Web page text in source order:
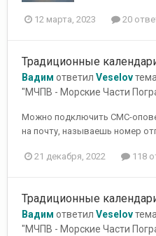
12 марта, 2023 20
Традиционные
Вадим ответил Veselov
"МЧПВ - Морские Части
Можно подключить СМС-
на почту, называешь номер
21 декабря, 2022 118
Традиционные
Вадим ответил Veselov
"МЧПВ - Морские Части